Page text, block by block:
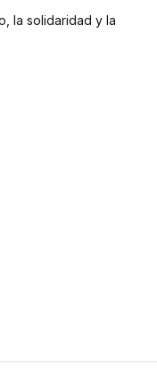
la solidaridad y la